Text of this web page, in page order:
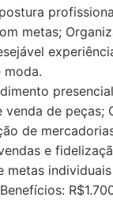
metas;
moda.
venda de peças;
de
e
metas